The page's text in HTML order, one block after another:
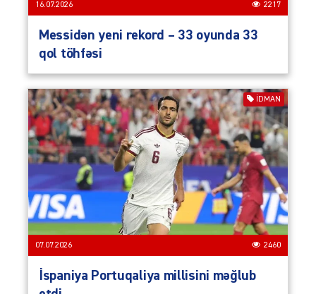
16.07.2026 2217
Messidən yeni rekord – 33 oyunda 33
qol töhfəsi
İDMAN
07.07.2026 2460
İspaniya Portuqaliya millisini məğlub